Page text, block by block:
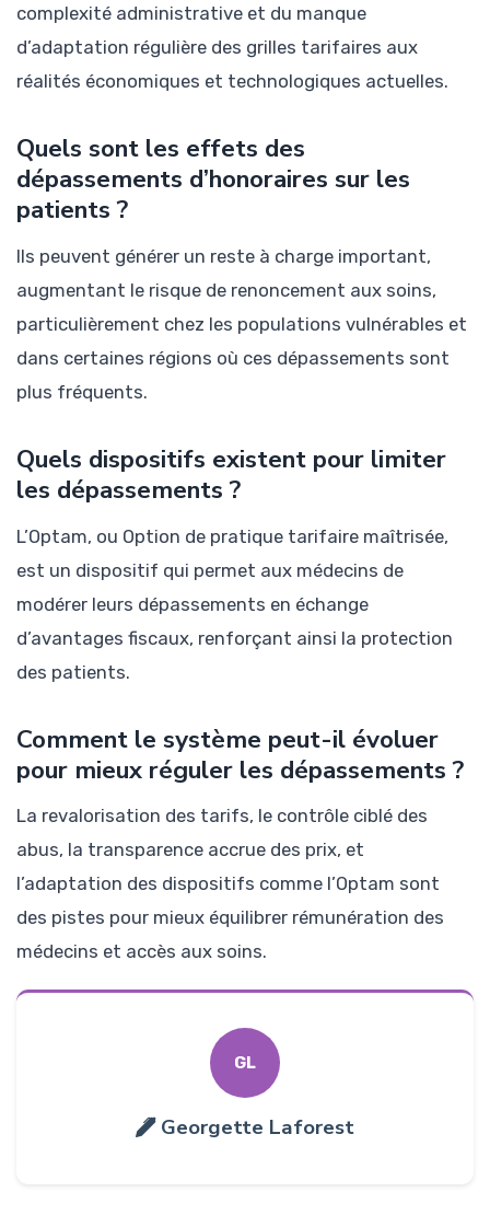
complexité administrative et du manque
d’adaptation régulière des grilles tarifaires aux
réalités économiques et technologiques actuelles.
Quels sont les effets des
dépassements d’honoraires sur les
patients ?
Ils peuvent générer un reste à charge important,
augmentant le risque de renoncement aux soins,
particulièrement chez les populations vulnérables et
dans certaines régions où ces dépassements sont
plus fréquents.
Quels dispositifs existent pour limiter
les dépassements ?
L’Optam, ou Option de pratique tarifaire maîtrisée,
est un dispositif qui permet aux médecins de
modérer leurs dépassements en échange
d’avantages fiscaux, renforçant ainsi la protection
des patients.
Comment le système peut-il évoluer
pour mieux réguler les dépassements ?
La revalorisation des tarifs, le contrôle ciblé des
abus, la transparence accrue des prix, et
l’adaptation des dispositifs comme l’Optam sont
des pistes pour mieux équilibrer rémunération des
médecins et accès aux soins.
GL
Georgette Laforest